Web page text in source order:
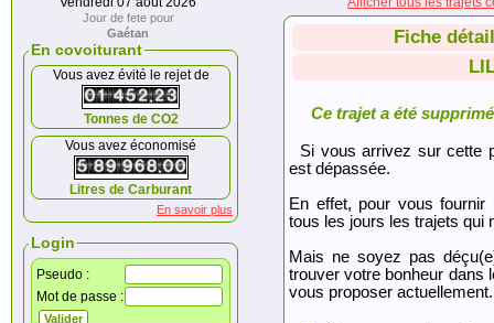
Jour de fete pour
Gaétan
En covoiturant
Vous avez évité le rejet de
Tonnes de CO2
Vous avez économisé
Litres de Carburant
En savoir plus
Login
Pseudo :
Mot de passe :
Fiche
Ce trajet a été
Si vous arrivez sur cette
est dépassée.
En effet, pour vous fournir
tous les jours les trajets qui
Mais ne soyez pas
trouver votre bonheur dans
vous proposer actuellement.